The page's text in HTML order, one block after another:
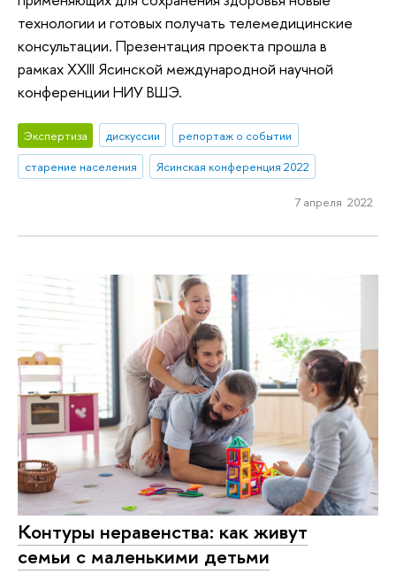
технологии и готовых получать телемедицинские
консультации. Презентация проекта прошла в
рамках XXIII Ясинской международной научной
конференции НИУ ВШЭ.
Экспертиза дискуссии
репортаж о событии
старение населения
Ясинская конференция 2022
7 апреля 2022
Контуры неравенства: как живут
семьи с маленькими детьми